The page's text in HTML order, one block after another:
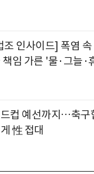
조 인사이드] 폭염
책임 가른 '물·그늘·
컵 예선까지…축구
性 접대